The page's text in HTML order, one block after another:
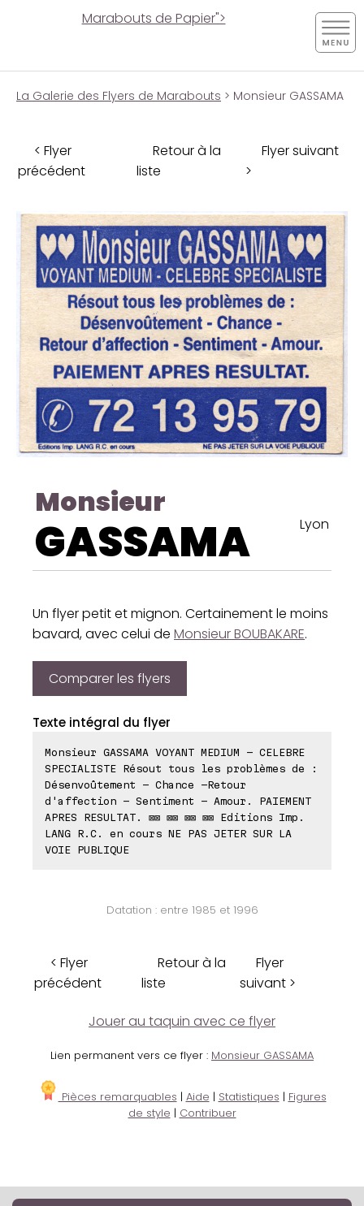
Marabouts de Papier">
La Galerie des Flyers de Marabouts > Monsieur GASSAMA
< Flyer
précédent
Retour à la
liste
Flyer suivant
>
Monsieur
GASSAMA Lyon
Un flyer petit et mignon. Certainement le moins
bavard, avec celui de Monsieur BOUBAKARE.
Comparer les flyers
Texte intégral du flyer
Monsieur GASSAMA VOYANT MEDIUM - CELEBRE
SPECIALISTE Résout tous les problèmes de :
Désenvoûtement - Chance -Retour
d'affection - Sentiment - Amour. PAIEMENT
APRES RESULTAT. ⊠⊠ ⊠⊠ ⊠⊠ ⊠⊠ Editions Imp.
LANG R.C. en cours NE PAS JETER SUR LA
VOIE PUBLIQUE
Datation : entre 1985 et 1996
< Flyer
précédent
Retour à la
liste
Flyer
suivant >
Jouer au taquin avec ce flyer
Lien permanent vers ce flyer : Monsieur GASSAMA
Pièces remarquables | Aide | Statistiques | Figures
de style | Contribuer